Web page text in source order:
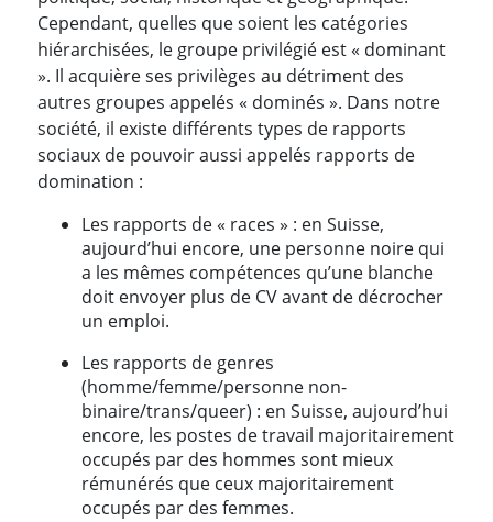
Cependant, quelles que soient les catégories
hiérarchisées, le groupe privilégié est « dominant
». Il acquière ses privilèges au détriment des
autres groupes appelés « dominés ». Dans notre
société, il existe différents types de rapports
sociaux de pouvoir aussi appelés rapports de
domination :
Les rapports de « races » : en Suisse,
aujourd’hui encore, une personne noire qui
a les mêmes compétences qu’une blanche
doit envoyer plus de CV avant de décrocher
un emploi.
Les rapports de genres
(homme/femme/personne non-
binaire/trans/queer) : en Suisse, aujourd’hui
encore, les postes de travail majoritairement
occupés par des hommes sont mieux
rémunérés que ceux majoritairement
occupés par des femmes.